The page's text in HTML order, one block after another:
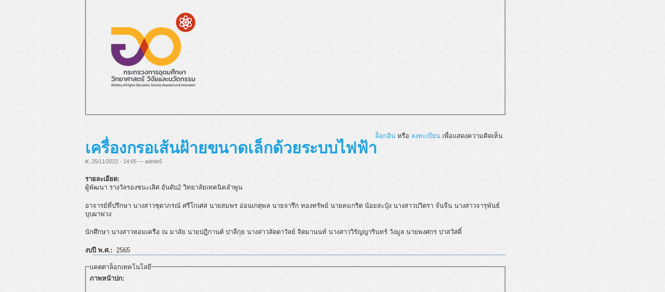
ล็อกอินหรือ ลงทะเบียนเพื่อแสดงความคิดเห็น
เครื่องกรอเส้นฝ้ายขนาดเล็กด้วยระบบไฟฟ้า
ศ, 25/11/2022 - 14:05 — admin5
รายละเอียด:
ผู้พัฒนา รางวัลรองชนะเลิศ อันดับ2 วิทยาลัยเทคนิคลำพูน
อาจารย์ที่ปรึกษา นางสาวชุดาภรณ์ ศรีโกเศส นายสมพร อ่อนเกตุพล นายจารึก ทองทรัพย์ นายคมกริต น้อยสะปุ๋ง นางสาวปวิตรา จั่นจีน นางสาวจารุพันธ์
บุบผาพ่วง
นักศึกษา นางสาวหอมเครือ ณ มาลัย นายปฎิกานต์ ปาลีกุย นางสาวลัดดาวัลย์ จิตมานนท์ นางสาววิรัญญารินทร์ วังมูล นายพงศกร ปาสวัสดิ์
งบปี พ.ศ.: 2565
แคตตาล็อกเทคโนโลยี
ภาพหน้าปก: